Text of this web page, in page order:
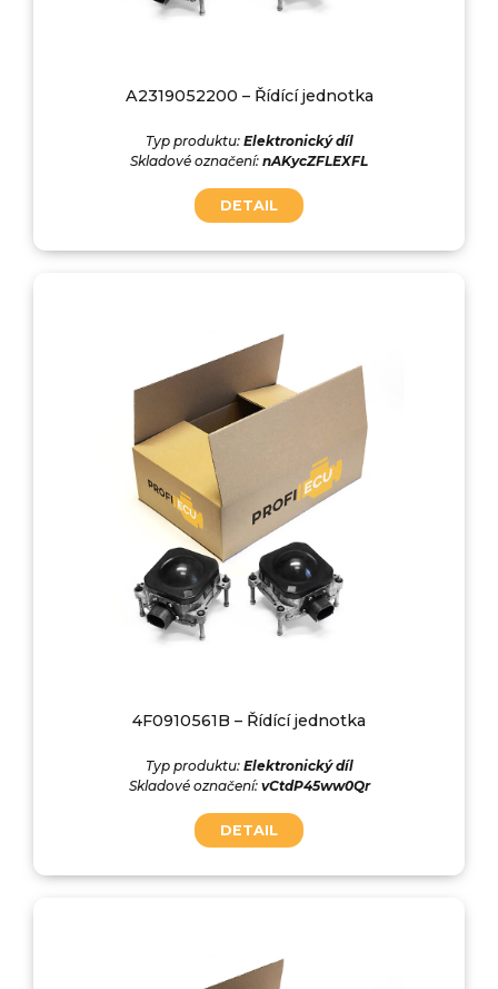
A2319052200 – Řídící jednotka
Typ produktu: Elektronický díl
Skladové označení: nAKycZFLEXFL
DETAIL
4F0910561B – Řídící jednotka
Typ produktu: Elektronický díl
Skladové označení: vCtdP45ww0Qr
DETAIL